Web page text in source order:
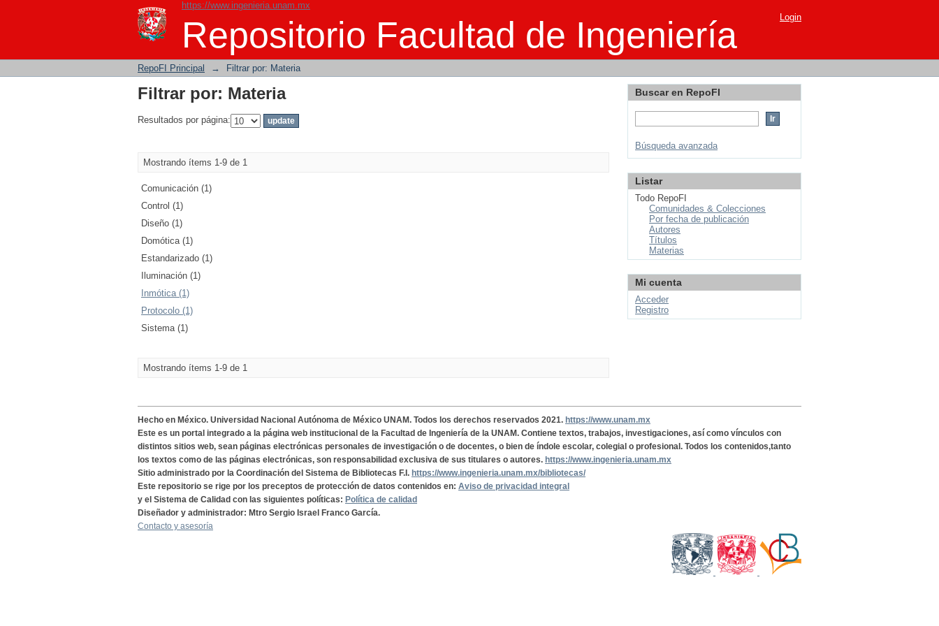
https://www.ingenieria.unam.mx
Repositorio Facultad de Ingeniería
Filtrar por: Materia Login
RepoFI Principal → Filtrar por: Materia
Filtrar por: Materia
Resultados por página:
Mostrando ítems 1-9 de 1
Comunicación (1)
Control (1)
Diseño (1)
Domótica (1)
Estandarizado (1)
Iluminación (1)
Inmótica (1)
Protocolo (1)
Sistema (1)
Mostrando ítems 1-9 de 1
Buscar en RepoFI
Búsqueda avanzada
Listar
Todo RepoFI
Comunidades & Colecciones
Por fecha de publicación
Autores
Títulos
Materias
Mi cuenta
Acceder
Registro
Hecho en México. Universidad Nacional Autónoma de México UNAM. Todos los derechos reservados 2021. https://www.unam.mx
Este es un portal integrado a la página web institucional de la Facultad de Ingeniería de la UNAM. Contiene textos, trabajos, investigaciones, así como vínculos con
distintos sitios web, sean páginas electrónicas personales de investigación o de docentes, o bien de índole escolar, colegial o profesional. Todos los contenidos,tanto
los textos como de las páginas electrónicas, son responsabilidad exclusiva de sus titulares o autores. https://www.ingenieria.unam.mx
Sitio administrado por la Coordinación del Sistema de Bibliotecas F.I. https://www.ingenieria.unam.mx/bibliotecas/
Este repositorio se rige por los preceptos de protección de datos contenidos en: Aviso de privacidad integral
y el Sistema de Calidad con las siguientes políticas: Política de calidad
Diseñador y administrador: Mtro Sergio Israel Franco García.
Contacto y asesoría